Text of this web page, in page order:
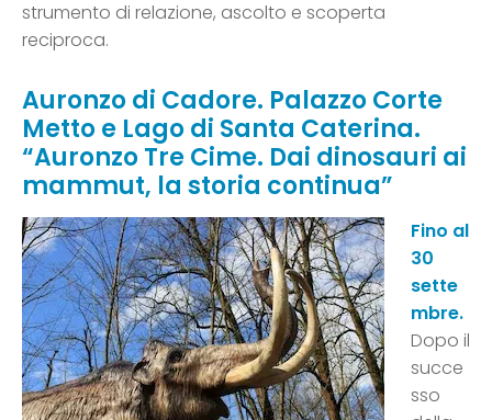
strumento di relazione, ascolto e scoperta
reciproca.
Auronzo di Cadore. Palazzo Corte
Metto e Lago di Santa Caterina.
“Auronzo Tre Cime. Dai dinosauri ai
mammut, la storia continua”
Fino al
30
sette
mbre.
Dopo il
succe
sso